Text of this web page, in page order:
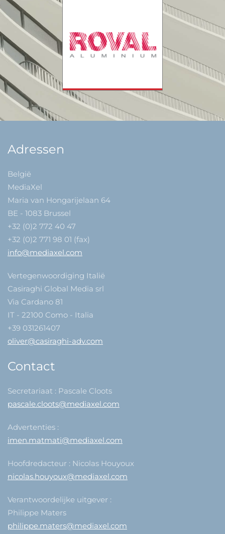
Adressen
België
MediaXel
Maria van Hongarijelaan 64
BE - 1083 Brussel
+32 (0)2 772 40 47
+32 (0)2 771 98 01 (fax)
info@mediaxel.com
Vertegenwoordiging Italië
Casiraghi Global Media srl
Via Cardano 81
IT - 22100 Como - Italia
+39 031261407
oliver@casiraghi-adv.com
Contact
Secretariaat : Pascale Cloots
pascale.cloots@mediaxel.com
Advertenties :
imen.matmati@mediaxel.com
Hoofdredacteur : Nicolas Houyoux
nicolas.houyoux@mediaxel.com
Verantwoordelijke uitgever :
Philippe Maters
philippe.maters@mediaxel.com